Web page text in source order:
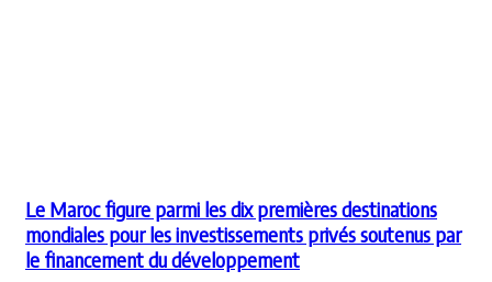
Le Maroc figure parmi les dix premières destinations
mondiales pour les investissements privés soutenus par
le financement du développement